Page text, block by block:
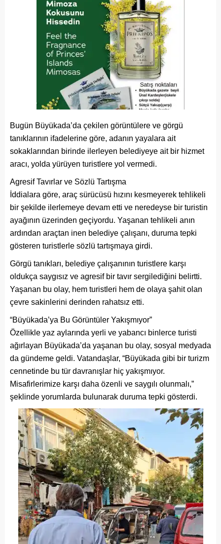
Bugün Büyükada’da çekilen görüntülere ve görgü
tanıklarının ifadelerine göre, adanın yayalara ait
sokaklarından birinde ilerleyen belediyeye ait bir hizmet
aracı, yolda yürüyen turistlere yol vermedi.
Agresif Tavırlar ve Sözlü Tartışma
İddialara göre, araç sürücüsü hızını kesmeyerek tehlikeli
bir şekilde ilerlemeye devam etti ve neredeyse bir turistin
ayağının üzerinden geçiyordu. Yaşanan tehlikeli anın
ardından araçtan inen belediye çalışanı, duruma tepki
gösteren turistlerle sözlü tartışmaya girdi.
Görgü tanıkları, belediye çalışanının turistlere karşı
oldukça saygısız ve agresif bir tavır sergilediğini belirtti.
Yaşanan bu olay, hem turistleri hem de olaya şahit olan
çevre sakinlerini derinden rahatsız etti.
“Büyükada’ya Bu Görüntüler Yakışmıyor”
Özellikle yaz aylarında yerli ve yabancı binlerce turisti
ağırlayan Büyükada’da yaşanan bu olay, sosyal medyada
da gündeme geldi. Vatandaşlar, “Büyükada gibi bir turizm
cennetinde bu tür davranışlar hiç yakışmıyor.
Misafirlerimize karşı daha özenli ve saygılı olunmalı,”
şeklinde yorumlarda bulunarak duruma tepki gösterdi.